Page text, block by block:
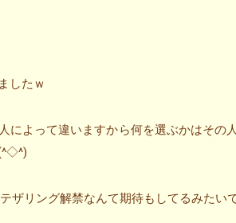
したｗ
によって違いますから何を選ぶかはその
ザリング解禁なんて期待もしてるみたい